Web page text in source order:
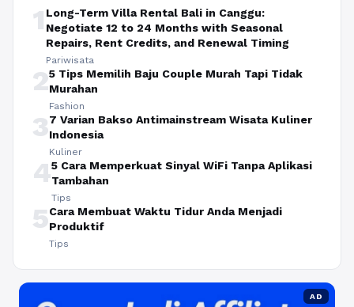
1 Long-Term Villa Rental Bali in Canggu:
Negotiate 12 to 24 Months with Seasonal
Repairs, Rent Credits, and Renewal Timing
Pariwisata
25 Tips Memilih Baju Couple Murah Tapi Tidak
Murahan
Fashion
37 Varian Bakso Antimainstream Wisata Kuliner
Indonesia
Kuliner
45 Cara Memperkuat Sinyal WiFi Tanpa Aplikasi
Tambahan
Tips
5Cara Membuat Waktu Tidur Anda Menjadi
Produktif
Tips
AD